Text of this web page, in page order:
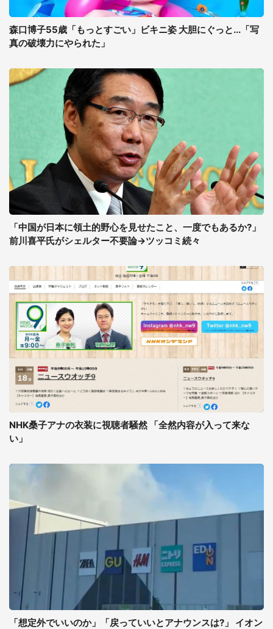
森口博子55歳「もっとすごい」ビキニ姿 大胆にぐっと...「写
真の破壊力にやられた」
「中国が日本に領土的野心を見せたこと、一度でもあるか?」
前川喜平氏がシェルター不要論→ツッコミ続々
NHK桑子アナの衣装に視聴者騒然 「全然内容が入って来な
い」
「想定外でいいのか」「戻っていいとアナウンスは?」 イオン